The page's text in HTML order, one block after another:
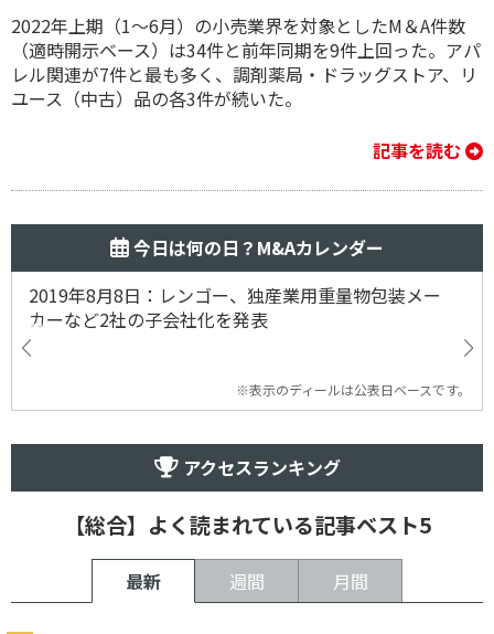
2022年上期（1～6月）の小売業界を対象としたM＆A件数
（適時開示ベース）は34件と前年同期を9件上回った。アパ
レル関連が7件と最も多く、調剤薬局・ドラッグストア、リ
ユース（中古）品の各3件が続いた。
記事を読む
今日は何の日？M&Aカレンダー
2019年8月8日：レンゴー、独産業用重量物包装メー
カーなど2社の子会社化を発表
※表示のディールは公表日ベースです。
アクセスランキング
【総合】よく読まれている記事ベスト5
最新 週間 月間